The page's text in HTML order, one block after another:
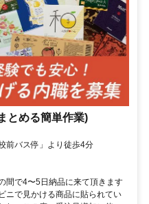
とめる簡単作業)
前バス停」より徒歩4分
間で4〜5日納品に来て頂きます
ニで見かける商品に貼られてい